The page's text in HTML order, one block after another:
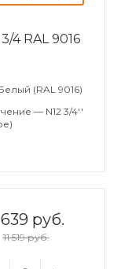
4 RAL 9016
(RAL 9016)
— N12 3/4''
руб.
11 519 руб.